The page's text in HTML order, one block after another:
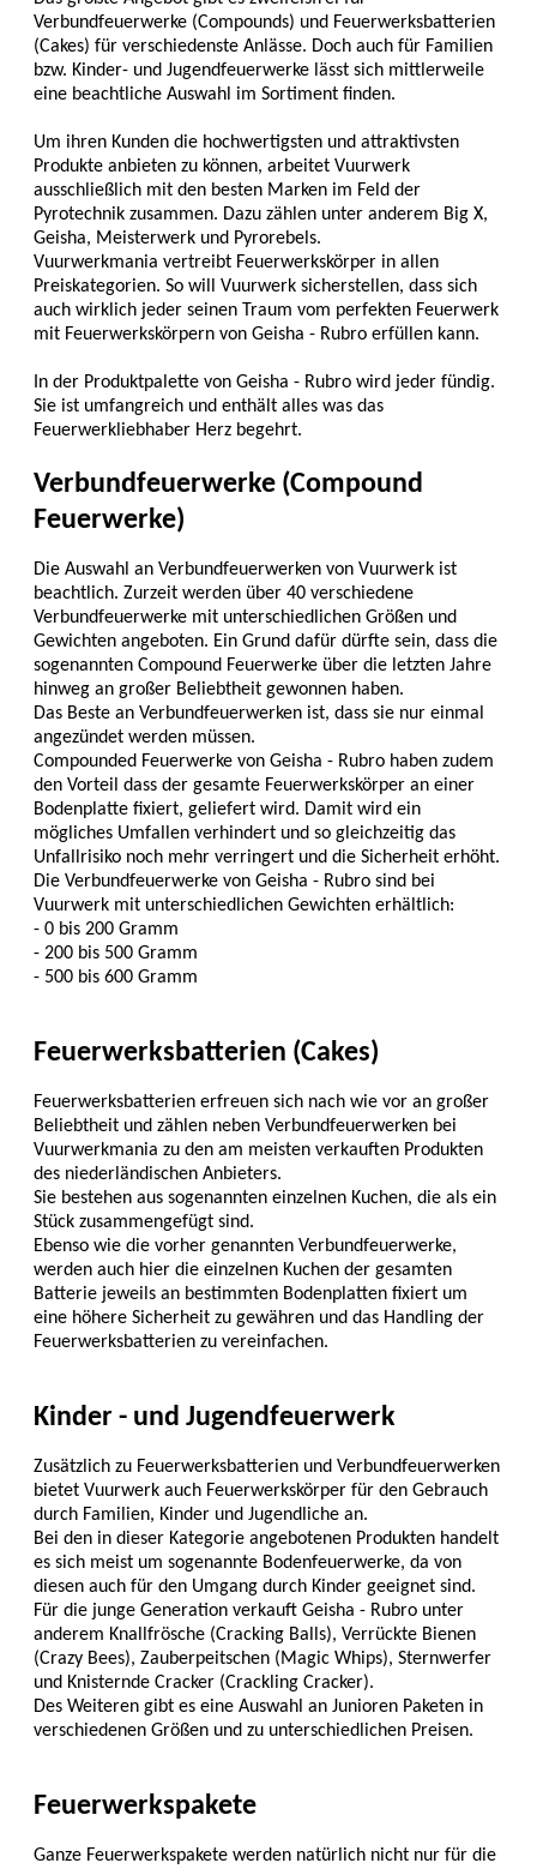
Verbundfeuerwerke (Compounds) und Feuerwerksbatterien
(Cakes) für verschiedenste Anlässe. Doch auch für Familien
bzw. Kinder- und Jugendfeuerwerke lässt sich mittlerweile
eine beachtliche Auswahl im Sortiment finden.
Um ihren Kunden die hochwertigsten und attraktivsten
Produkte anbieten zu können, arbeitet Vuurwerk
ausschließlich mit den besten Marken im Feld der
Pyrotechnik zusammen. Dazu zählen unter anderem Big X,
Geisha, Meisterwerk und Pyrorebels.
Vuurwerkmania vertreibt Feuerwerkskörper in allen
Preiskategorien. So will Vuurwerk sicherstellen, dass sich
auch wirklich jeder seinen Traum vom perfekten Feuerwerk
mit Feuerwerkskörpern von Geisha - Rubro erfüllen kann.
In der Produktpalette von Geisha - Rubro wird jeder fündig.
Sie ist umfangreich und enthält alles was das
Feuerwerkliebhaber Herz begehrt.
Verbundfeuerwerke (Compound
Feuerwerke)
Die Auswahl an Verbundfeuerwerken von Vuurwerk ist
beachtlich. Zurzeit werden über 40 verschiedene
Verbundfeuerwerke mit unterschiedlichen Größen und
Gewichten angeboten. Ein Grund dafür dürfte sein, dass die
sogenannten Compound Feuerwerke über die letzten Jahre
hinweg an großer Beliebtheit gewonnen haben.
Das Beste an Verbundfeuerwerken ist, dass sie nur einmal
angezündet werden müssen.
Compounded Feuerwerke von Geisha - Rubro haben zudem
den Vorteil dass der gesamte Feuerwerkskörper an einer
Bodenplatte fixiert, geliefert wird. Damit wird ein
mögliches Umfallen verhindert und so gleichzeitig das
Unfallrisiko noch mehr verringert und die Sicherheit erhöht.
Die Verbundfeuerwerke von Geisha - Rubro sind bei
Vuurwerk mit unterschiedlichen Gewichten erhältlich:
- 0 bis 200 Gramm
- 200 bis 500 Gramm
- 500 bis 600 Gramm
Feuerwerksbatterien (Cakes)
Feuerwerksbatterien erfreuen sich nach wie vor an großer
Beliebtheit und zählen neben Verbundfeuerwerken bei
Vuurwerkmania zu den am meisten verkauften Produkten
des niederländischen Anbieters.
Sie bestehen aus sogenannten einzelnen Kuchen, die als ein
Stück zusammengefügt sind.
Ebenso wie die vorher genannten Verbundfeuerwerke,
werden auch hier die einzelnen Kuchen der gesamten
Batterie jeweils an bestimmten Bodenplatten fixiert um
eine höhere Sicherheit zu gewähren und das Handling der
Feuerwerksbatterien zu vereinfachen.
Kinder - und Jugendfeuerwerk
Zusätzlich zu Feuerwerksbatterien und Verbundfeuerwerken
bietet Vuurwerk auch Feuerwerkskörper für den Gebrauch
durch Familien, Kinder und Jugendliche an.
Bei den in dieser Kategorie angebotenen Produkten handelt
es sich meist um sogenannte Bodenfeuerwerke, da von
diesen auch für den Umgang durch Kinder geeignet sind.
Für die junge Generation verkauft Geisha - Rubro unter
anderem Knallfrösche (Cracking Balls), Verrückte Bienen
(Crazy Bees), Zauberpeitschen (Magic Whips), Sternwerfer
und Knisternde Cracker (Crackling Cracker).
Des Weiteren gibt es eine Auswahl an Junioren Paketen in
verschiedenen Größen und zu unterschiedlichen Preisen.
Feuerwerkspakete
Ganze Feuerwerkspakete werden natürlich nicht nur für die